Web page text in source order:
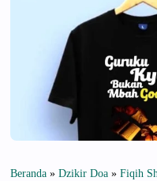
Beranda » Dzikir Doa » Fiqih